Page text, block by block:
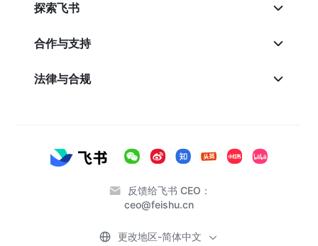
探索飞书
合作与支持
法律与合规
反馈给飞书 CEO：
ceo@feishu.cn
更改地区-简体中文